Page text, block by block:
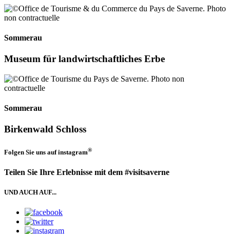
Sommerau
Museum für landwirtschaftliches Erbe
Sommerau
Birkenwald Schloss
Folgen Sie uns aufinstagram®
Teilen Sie Ihre Erlebnisse mit dem #visitsaverne
UND AUCH AUF...